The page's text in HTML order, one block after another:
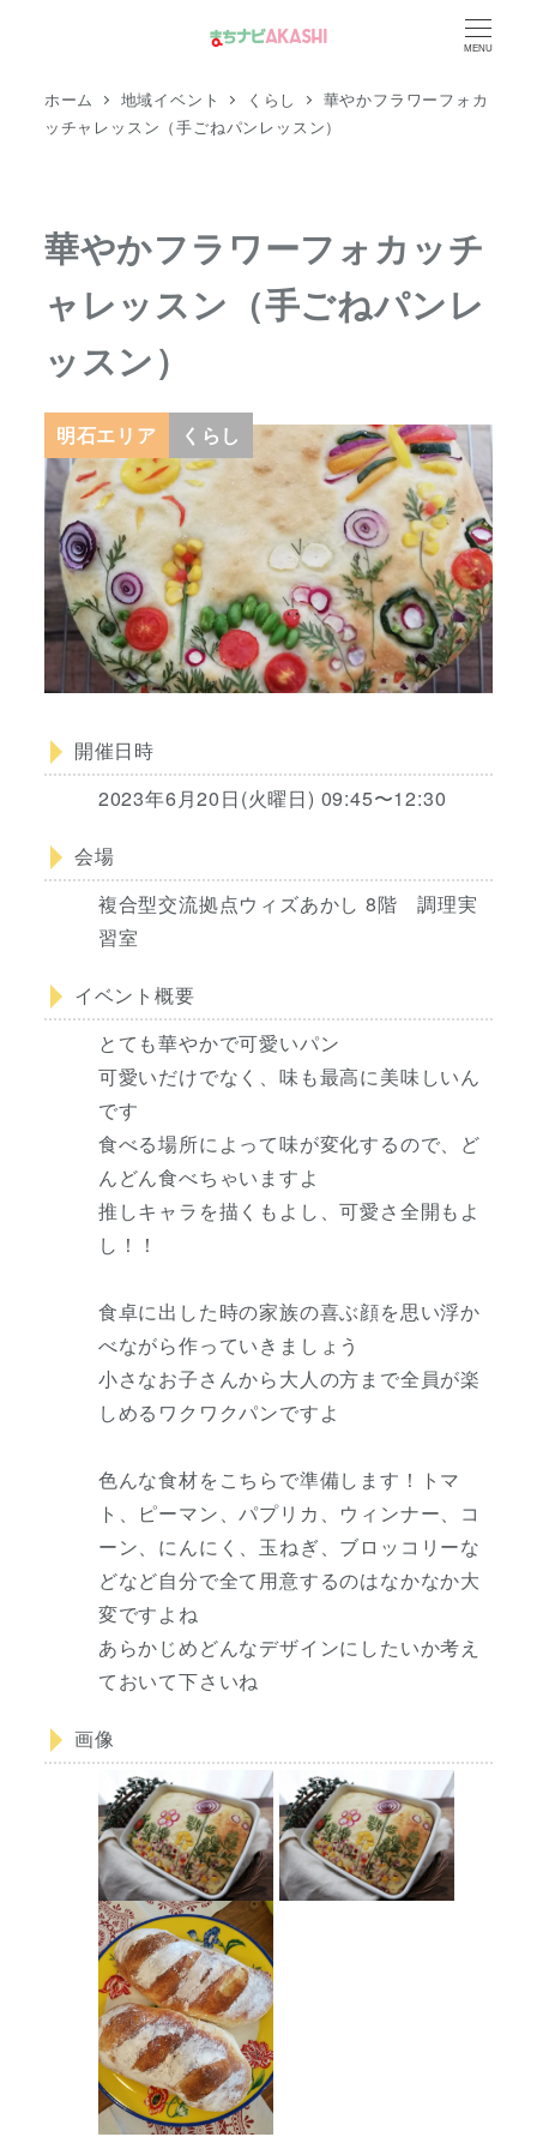
MENU
ホーム 地域イベント くらし
華やかフラワーフォカ
ッチャレッスン（手ごねパンレッスン）
華やかフラワーフォカッチ
ャレッスン（手ごねパンレ
ッスン）
明石エリア くらし
開催日時
2023年6月20日(火曜日) 09:45〜12:30
会場
複合型交流拠点ウィズあかし 8階 調理実
習室
イベント概要
とても華やかで可愛いパン
可愛いだけでなく、味も最高に美味しいん
です
食べる場所によって味が変化するので、ど
んどん食べちゃいますよ
推しキャラを描くもよし、可愛さ全開もよ
し！！
食卓に出した時の家族の喜ぶ顔を思い浮か
べながら作っていきましょう
小さなお子さんから大人の方まで全員が楽
しめるワクワクパンですよ
色んな食材をこちらで準備します！トマ
ト、ピーマン、パプリカ、ウィンナー、コ
ーン、にんにく、玉ねぎ、ブロッコリーな
どなど自分で全て用意するのはなかなか大
変ですよね
あらかじめどんなデザインにしたいか考え
ておいて下さいね
画像